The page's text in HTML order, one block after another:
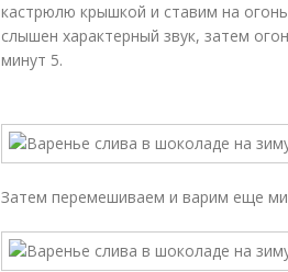
кастрюлю крышкой и ставим на
слышен характерный звук, затем
минут 5.
Затем перемешиваем и варим еще